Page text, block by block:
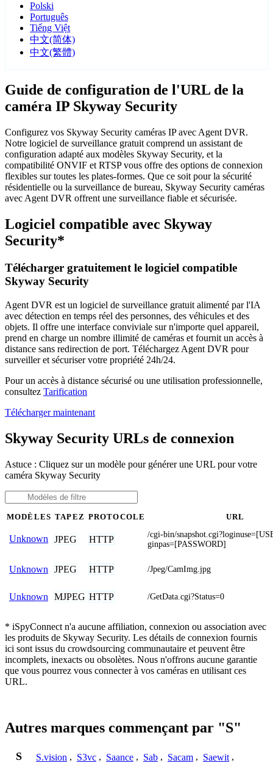
Polski
Português
Tiếng Việt
中文(简体)
中文(繁體)
Guide de configuration de l'URL de la
caméra IP Skyway Security
Configurez vos Skyway Security caméras IP avec Agent DVR.
Notre logiciel de surveillance gratuit comprend un assistant de
configuration adapté aux modèles Skyway Security, et la
compatibilité ONVIF et RTSP vous offre des options de connexion
flexibles sur toutes les plates-formes. Que ce soit pour la sécurité
résidentielle ou la surveillance de bureau, Skyway Security caméras
avec Agent DVR offrent une surveillance fiable et sécurisée.
Logiciel compatible avec Skyway
Security*
Télécharger gratuitement le logiciel compatible
Skyway Security
Agent DVR est un logiciel de surveillance gratuit alimenté par l'IA
avec détection en temps réel des personnes, des véhicules et des
objets. Il offre une interface conviviale sur n'importe quel appareil,
prend en charge un nombre illimité de caméras et fournit un accès à
distance sans redirection de port. Téléchargez Agent DVR pour
surveiller et sécuriser votre propriété 24h/24.
Pour un accès à distance sécurisé ou une utilisation professionnelle,
consultez Tarification
Télécharger maintenant
Skyway Security URLs de connexion
Astuce : Cliquez sur un modèle pour générer une URL pour votre
caméra Skyway Security
MODÈLES TAPEZ PROTOCOLE URL
Unknown JPEG HTTP
/cgi-bin/
ginpas=[PASSWORD]
Unknown JPEG HTTP /Jpeg/CamImg.jpg
Unknown MJPEG HTTP /GetData.cgi?Status=0
* iSpyConnect n'a aucune affiliation, connexion ou association avec
les produits de Skyway Security. Les détails de connexion fournis
ici sont issus du crowdsourcing communautaire et peuvent être
incomplets, inexacts ou obsolètes. Nous n'offrons aucune garantie
que vous pourrez vous connecter à vos caméras en utilisant ces
URL.
Autres marques commençant par "S"
S S.vision , S3vc , Saance , Sab , Sacam , Saewit ,